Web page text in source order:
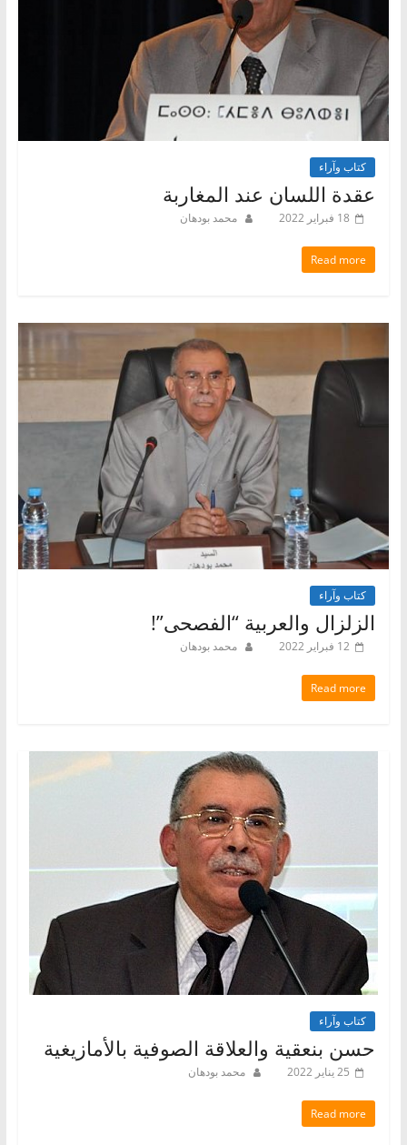
كتاب وآراء
عقدة اللسان عند المغاربة
18 فبراير 2022 محمد بودهان
Read more
كتاب وآراء
الزلزال والعربية “الفصحى”!
12 فبراير 2022 محمد بودهان
Read more
كتاب وآراء
حسن بنعقية والعلاقة الصوفية بالأمازيغية
25 يناير 2022 محمد بودهان
Read more